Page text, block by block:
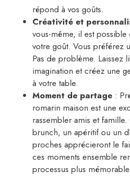
répond à vos goûts.
Créativité et
vous-même, il est possible
votre goût. Vous préférez
Pas de problème. Laissez
imagination et créez une
à votre table.
Moment de partage :
romarin maison est une
rassembler amis et
brunch, un apéritif ou un
proches apprécieront le
ces moments ensemble
processus plus mémorable.